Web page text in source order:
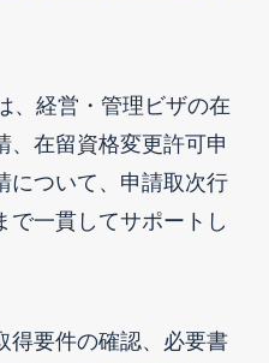
、経営・管理ビザの在
、在留資格変更許可申
について、申請取次行
で一貫してサポートし
得要件の確認、必要書